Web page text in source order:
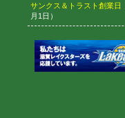
サンクス＆トラスト創業日
月1日）